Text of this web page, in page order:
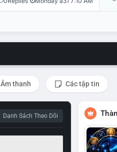
Âm thanh Các tập tin
Danh Sách Theo Dõi